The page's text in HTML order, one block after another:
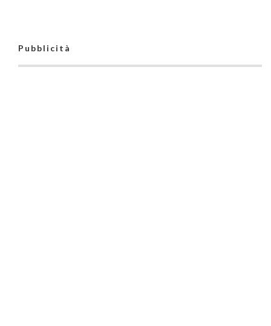
Pubblicità